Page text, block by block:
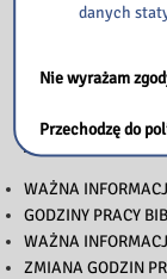
Przeczytaj
WAŻNA
GODZINY PRACY
WAŻNA
ZMIANA GODZIN
danych
Nie wyrażam
Przechodzę do